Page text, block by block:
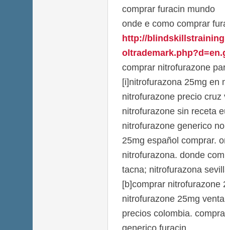
comprar furacin mundo
onde e como comprar
http://
comprar nitrofurazone
[i]nitrofurazona 25mg en
nitrofurazone precio cruz
nitrofurazone sin receta
nitrofurazone generico
25mg español comprar.
nitrofurazona. donde
tacna; nitrofurazona
[b]comprar nitrofurazone
nitrofurazone 25mg
precios colombia.
generico furacin.